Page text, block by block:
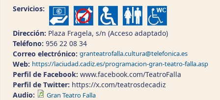
Servicios:
Dirección: Plaza Fragela, s/n (Acceso adaptado)
Teléfono: 956 22 08 34
Correo electrónico: granteatrofalla.cultura@telefonica.es
Web: https://laciudad.cadiz.es/programacion-gran-teatro-falla.asp
Perfil de Facebook: www.facebook.com/TeatroFalla
Perfil de Twitter: https://x.com/teatrosdecadiz
Audio:
Gran Teatro Falla